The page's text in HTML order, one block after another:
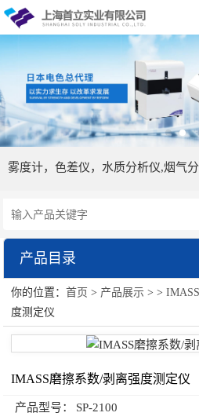
网站首页
关于我们
公司简介
行业应用
视频展示
公司新闻 技
雾度计，色差仪，水质分析仪,烟气分
产品目录
IMASS
你的位置：首页 > 产品展示 > >IMASS
度测定仪
IMASS磨擦系数/剥离强度测定仪
产品型号： SP-2100